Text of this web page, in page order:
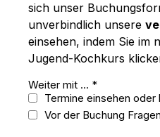
sich unser
unverbindlich unsere
einsehen, indem Sie im
Jugend-Kochkurs
Weiter mit ... *
Termine einsehen oder
Vor der Buchung